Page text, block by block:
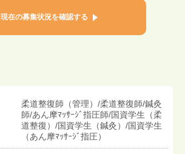
現在の募集状況を確認する
柔道整復師（管理）/柔道整復師/鍼灸
師/あん摩ﾏｯｻｰｼﾞ指圧師/国資学生（柔
道整復）/国資学生（鍼灸）/国資学生
（あん摩ﾏｯｻｰｼﾞ指圧）